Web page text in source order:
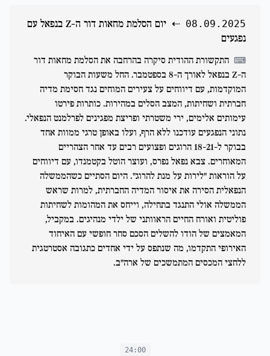
08.09.2025
⇠
יום הסלמת מחאות דור ה-Z בנפאל עם
נפגעים
⌨ התקשורת ההודית סיקרה בהרחבה את הסלמת מחאות דור
ה-Z בנפאל לאורך ה-8 בספטמבר. החל משעות הבוקר
המוקדמות, עם דיווחים על צעירים המוחים נגד חסימת מדיה
חברתית ושחיתות, המצב הסלים במהירות. כותרות פירטו
עימותים אלימים, ירי משטרתי ופריצת מפגינים לפרלמנט הנפאלי.
נתוני הנפגעים עודכנו ללא הרף, ועלו באופן טרגי ממוות אחד
בבוקר ל-18-21 הרוגים ופצועים רבים עד אחר הצהריים
המאוחרים. צבא נפאל נפרס, ועוצר הוטל בקטמנדו, עם דיווחים
על הוראות "לירות על מנת להרוג". היום הסתיים כשהממשלה
הנפאלית הסירה את איסור המדיה החברתית, למרות שראש
הממשלה אולי התנגד בתחילה, וייחס את המהומות לשחיתות
פוליטית ואורח החיים הראוותני של ילדי מנהיגים. במקביל,
המאמצים של הודו להשלים הסכם סחר חופשי עם האיחוד
האירופי התקדמו, מה שנתפס על ידי אחדים כתגובה אסטרטגית
ללחצי המכסים המתמשכים של ארה"ב.
24:00